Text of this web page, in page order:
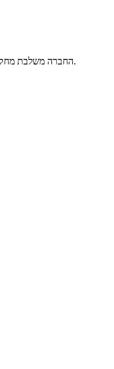
החברה משלבת מחקר ופיתוח ציוד, ייצור ומכירות, עם יותר מ-50 עובדים וטכנולוגיה חזקה.